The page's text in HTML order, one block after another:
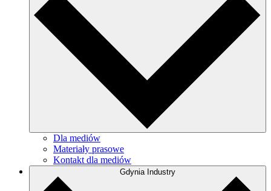
Dla mediów
Materiały prasowe
Kontakt dla mediów
Gdynia Industry